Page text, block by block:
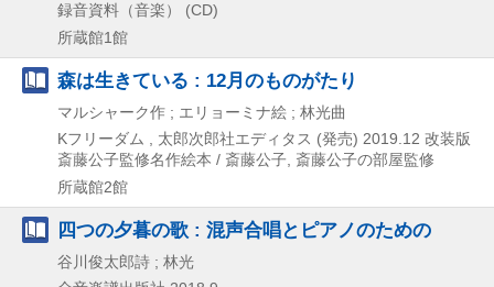
録音資料（音楽） (CD)
所蔵館1館
森は生きている : 12月のものがたり
マルシャーク作 ; エリョーミナ絵 ; 林光曲
Kフリーダム , 太郎次郎社エディタス (発売) 2019.12 改装版
斎藤公子監修名作絵本 / 斎藤公子, 斎藤公子の部屋監修
所蔵館2館
四つの夕暮の歌 : 混声合唱とピアノのための
谷川俊太郎詩 ; 林光